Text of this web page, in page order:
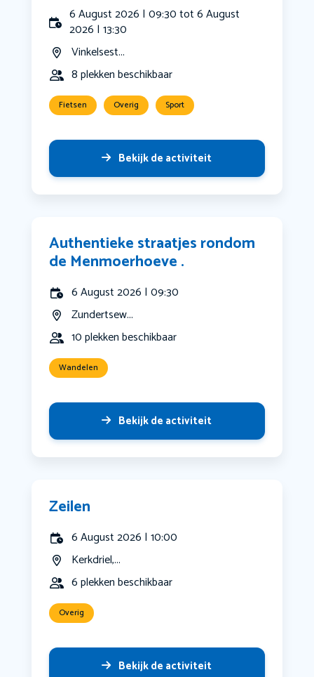
6 August 2026 | 09:30 tot 6 August
2026 | 13:30
Vinkelsest...
8 plekken beschikbaar
Fietsen Overig Sport
Bekijk de activiteit
Authentieke straatjes rondom
de Menmoerhoeve .
6 August 2026 | 09:30
Zundertsew...
10 plekken beschikbaar
Wandelen
Bekijk de activiteit
Zeilen
6 August 2026 | 10:00
Kerkdriel,...
6 plekken beschikbaar
Overig
Bekijk de activiteit